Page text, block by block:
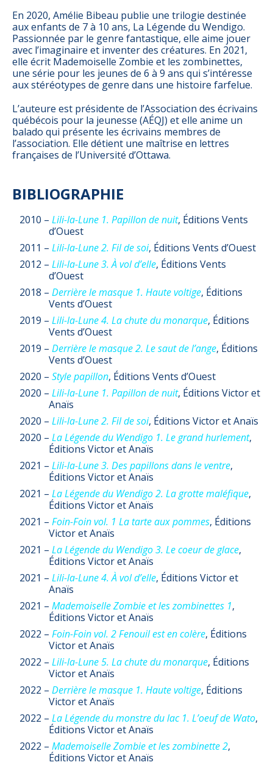
En 2020, Amélie Bibeau publie une trilogie destinée
aux enfants de 7 à 10 ans, La Légende du Wendigo.
Passionnée par le genre fantastique, elle aime jouer
avec l’imaginaire et inventer des créatures. En 2021,
elle écrit Mademoiselle Zombie et les zombinettes,
une série pour les jeunes de 6 à 9 ans qui s’intéresse
aux stéréotypes de genre dans une histoire farfelue.
L’auteure est présidente de l’Association des écrivains
québécois pour la jeunesse (AÉQJ) et elle anime un
balado qui présente les écrivains membres de
l’association. Elle détient une maîtrise en lettres
françaises de l’Université d’Ottawa.
BIBLIOGRAPHIE
2010 – Lili-la-Lune 1. Papillon de nuit, Éditions Vents
d’Ouest
2011 – Lili-la-Lune 2. Fil de soi, Éditions Vents d’Ouest
2012 – Lili-la-Lune 3. À vol d’elle, Éditions Vents
d’Ouest
2018 – Derrière le masque 1. Haute voltige, Éditions
Vents d’Ouest
2019 – Lili-la-Lune 4. La chute du monarque, Éditions
Vents d’Ouest
2019 – Derrière le masque 2. Le saut de l’ange, Éditions
Vents d’Ouest
2020 – Style papillon, Éditions Vents d’Ouest
2020 – Lili-la-Lune 1. Papillon de nuit, Éditions Victor et
Anaïs
2020 – Lili-la-Lune 2. Fil de soi, Éditions Victor et Anaïs
2020 – La Légende du Wendigo 1. Le grand hurlement,
Éditions Victor et Anaïs
2021 – Lili-la-Lune 3. Des papillons dans le ventre,
Éditions Victor et Anaïs
2021 – La Légende du Wendigo 2. La grotte maléfique,
Éditions Victor et Anaïs
2021 – Foin-Foin vol. 1 La tarte aux pommes, Éditions
Victor et Anaïs
2021 – La Légende du Wendigo 3. Le coeur de glace,
Éditions Victor et Anaïs
2021 – Lili-la-Lune 4. À vol d’elle, Éditions Victor et
Anaïs
2021 – Mademoiselle Zombie et les zombinettes 1,
Éditions Victor et Anaïs
2022 – Foin-Foin vol. 2 Fenouil est en colère, Éditions
Victor et Anaïs
2022 – Lili-la-Lune 5. La chute du monarque, Éditions
Victor et Anaïs
2022 – Derrière le masque 1. Haute voltige, Éditions
Victor et Anaïs
2022 – La Légende du monstre du lac 1. L’oeuf de Wato,
Éditions Victor et Anaïs
2022 – Mademoiselle Zombie et les zombinette 2,
Éditions Victor et Anaïs